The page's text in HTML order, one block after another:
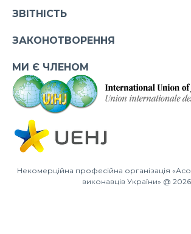
ЗВІТНІСТЬ
ЗАКОНОТВОРЕННЯ
МИ Є ЧЛЕНОМ
Некомерційна професійна організація
виконавців України» @ 2026